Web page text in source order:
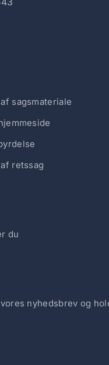
sagsmateriale
retssag
du
nyhedsbrev og